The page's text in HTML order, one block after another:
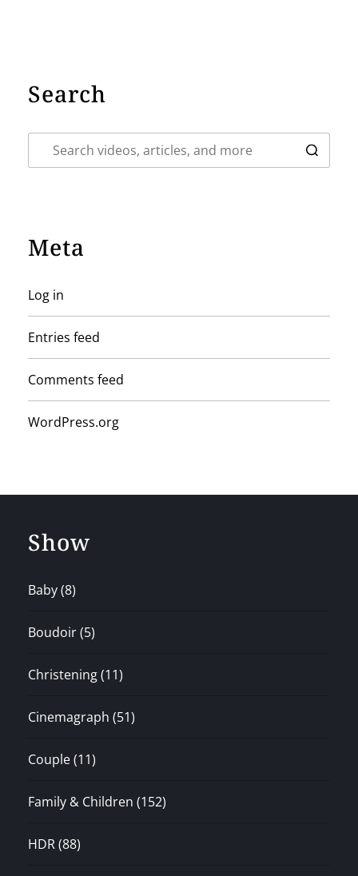
Search
Meta
Log in
Entries feed
Comments feed
WordPress.org
Show
Baby(8)
Boudoir(5)
Christening(11)
Cinemagraph (51)
Couple(11)
Family & Children (152)
HDR(88)